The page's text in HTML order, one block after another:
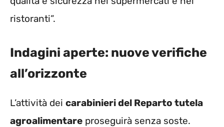
ristoranti”.
Indagini aperte: nuove verifiche
all’orizzonte
L’attività dei carabinieri del Reparto tutela
agroalimentare proseguirà senza soste.